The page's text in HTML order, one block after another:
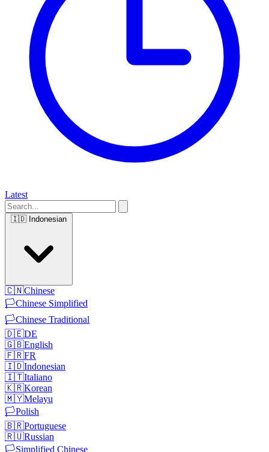
Latest
🇮🇩 Indonesian
🇨🇳Chinese
🏳️Chinese Simplified
🏳️Chinese Traditional
🇩🇪DE
🇬🇧English
🇫🇷FR
🇮🇩Indonesian
🇮🇹Italiano
🇰🇷Korean
🇲🇾Melayu
🏳️Polish
🇧🇷Portuguese
🇷🇺Russian
🏳️Simplified Chinese